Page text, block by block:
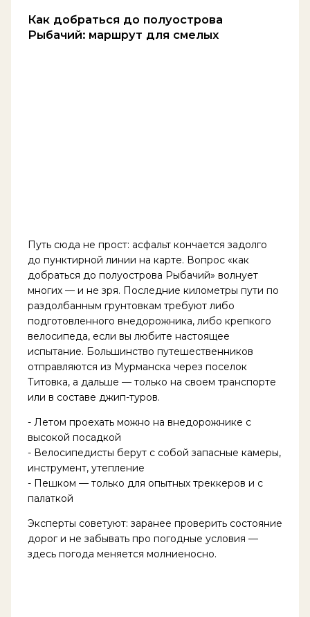
Как добраться до полуострова
Рыбачий: маршрут для смелых
Путь сюда не прост: асфальт кончается задолго
до пунктирной линии на карте. Вопрос «как
добраться до полуострова Рыбачий» волнует
многих — и не зря. Последние километры пути по
раздолбанным грунтовкам требуют либо
подготовленного внедорожника, либо крепкого
велосипеда, если вы любите настоящее
испытание. Большинство путешественников
отправляются из Мурманска через поселок
Титовка, а дальше — только на своем транспорте
или в составе джип-туров.
- Летом проехать можно на внедорожнике с
высокой посадкой
- Велосипедисты берут с собой запасные камеры,
инструмент, утепление
- Пешком — только для опытных треккеров и с
палаткой
Эксперты советуют: заранее проверить состояние
дорог и не забывать про погодные условия —
здесь погода меняется молниеносно.